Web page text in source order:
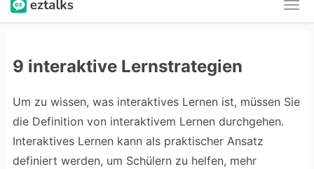
9 interaktive Lernstrategien
Um zu wissen, was interaktives Lernen ist, müssen Sie
die Definition von interaktivem Lernen durchgehen.
Interaktives Lernen kann als praktischer Ansatz
definiert werden, um Schülern zu helfen, mehr